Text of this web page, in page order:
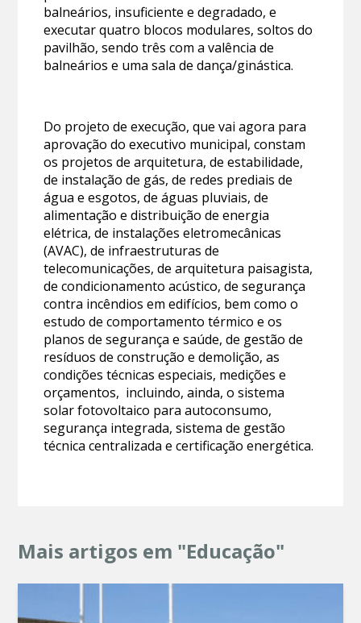
balneários, insuficiente e degradado, e
executar quatro blocos modulares, soltos do
pavilhão, sendo três com a valência de
balneários e uma sala de dança/ginástica.
Do projeto de execução, que vai agora para
aprovação do executivo municipal, constam
os projetos de arquitetura, de estabilidade,
de instalação de gás, de redes prediais de
água e esgotos, de águas pluviais, de
alimentação e distribuição de energia
elétrica, de instalações eletromecânicas
(AVAC), de infraestruturas de
telecomunicações, de arquitetura paisagista,
de condicionamento acústico, de segurança
contra incêndios em edifícios, bem como o
estudo de comportamento térmico e os
planos de segurança e saúde, de gestão de
resíduos de construção e demolição, as
condições técnicas especiais, medições e
orçamentos, incluindo, ainda, o sistema
solar fotovoltaico para autoconsumo,
segurança integrada, sistema de gestão
técnica centralizada e certificação energética.
Mais artigos em "Educação"